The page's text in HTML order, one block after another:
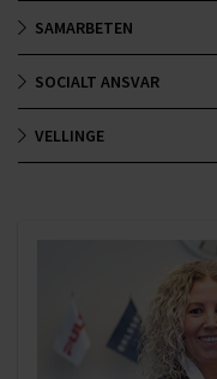
SAMARBETEN
SOCIALT ANSVAR
VELLINGE